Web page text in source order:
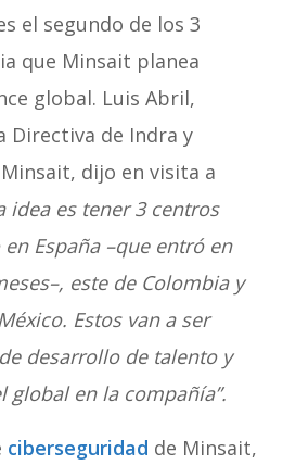
el segundo de los 3
que Minsait planea
global. Luis Abril,
Directiva de Indra y
dijo en visita a
idea es tener 3 centros
España –que entró en
este de Colombia y
Estos van a ser
desarrollo de talento y
global en la compañía”.
ciberseguridad de Minsait,